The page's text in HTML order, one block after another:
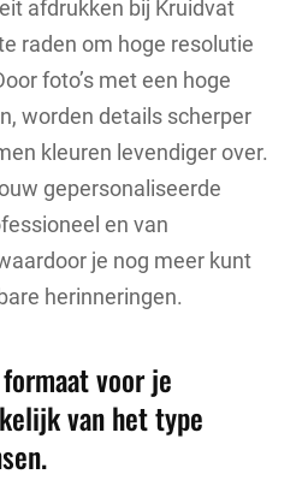
afdrukken bij Kruidvat
raden om hoge resolutie
foto’s met een hoge
worden details scherper
kleuren levendiger over.
gepersonaliseerde
en van
je nog meer kunt
herinneringen.
voor je
van het type